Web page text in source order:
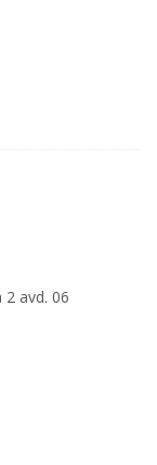
2 avd. 06